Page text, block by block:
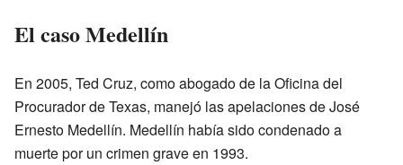
El caso Medellín
En 2005, Ted Cruz, como abogado de la Oficina del
Procurador de Texas, manejó las apelaciones de José
Ernesto Medellín. Medellín había sido condenado a
muerte por un crimen grave en 1993.